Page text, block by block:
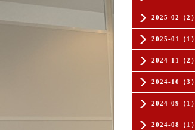
2025-02（2）
2025-01（1）
2024-11（2）
2024-10（3）
2024-09（1）
2024-08（1）